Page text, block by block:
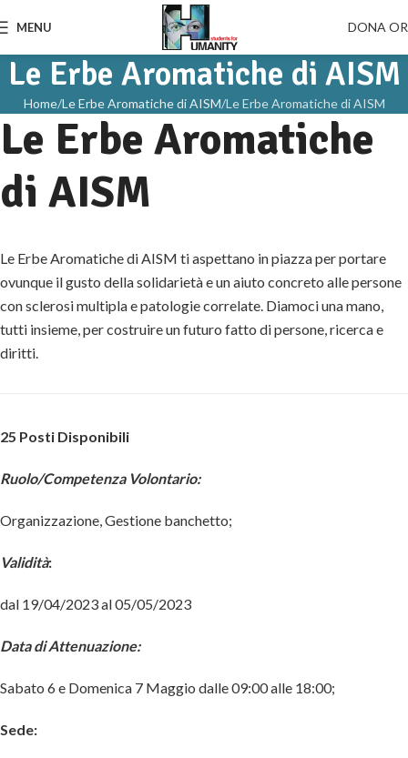
MENU DONA
Le Erbe Aromatiche di AISM
Home Le Erbe Aromatiche di AISM Le Erbe Aromatiche di AISM
Le Erbe Aromatiche
di AISM
Le Erbe Aromatiche di AISM ti aspettano in piazza per portare
ovunque il gusto della solidarietà e un aiuto concreto alle persone
con sclerosi multipla e patologie correlate. Diamoci una mano,
tutti insieme, per costruire un futuro fatto di persone, ricerca e
diritti.
25 Posti Disponibili
Ruolo/Competenza Volontario:
Organizzazione, Gestione banchetto;
Validità:
dal 19/04/2023 al 05/05/2023
Data di Attenuazione:
Sabato 6 e Domenica 7 Maggio dalle 09:00 alle 18:00;
Sede: